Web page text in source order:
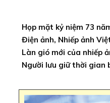
Họp mặt kỷ niệm 73
Điện ảnh, Nhiếp ảnh
Làn gió mới của nhiếp
Người lưu giữ thời gian